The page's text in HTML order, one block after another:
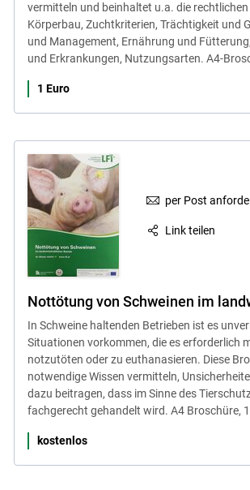
vermitteln und beinhaltet u.a. die
Körperbau, Zuchtkriterien, Trächtigkeit und
und Management, Ernährung und
und Erkrankungen, Nutzungsarten. A4-
1 Euro
per Post
Link teilen
Nottötung von Schweinen im
In Schweine haltenden Betrieben ist es
Situationen vorkommen, die es erforderlich
notzutöten oder zu euthanasieren. Diese
notwendige Wissen vermitteln,
dazu beitragen, dass im Sinne des
fachgerecht gehandelt wird. A4 Broschüre,
kostenlos